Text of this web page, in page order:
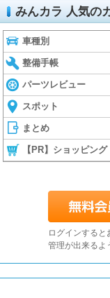
みんカラ 人気の
車種別
整備手帳
パーツレビュー
スポット
まとめ
【PR】ショッピング
ログインする
管理が出来るよ